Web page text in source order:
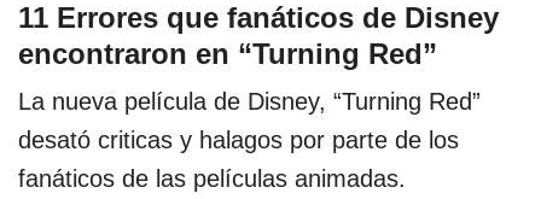
11 Errores que fanáticos de Disney
encontraron en “Turning Red”
La nueva película de Disney, “Turning Red”
desató criticas y halagos por parte de los
fanáticos de las películas animadas.